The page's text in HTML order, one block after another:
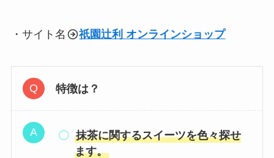
・サイト名 祇園辻利 オンラインショップ
特徴は？
抹茶に関するスイーツを色々探せ
ます。